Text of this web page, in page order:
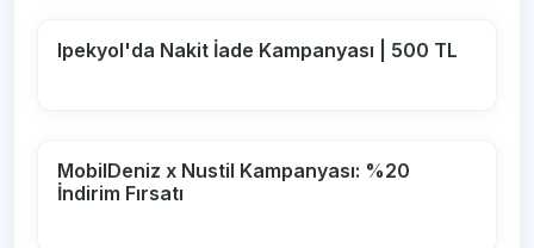
Ipekyol'da Nakit İade Kampanyası | 500 TL
MobilDeniz x Nustil Kampanyası: %20
İndirim Fırsatı